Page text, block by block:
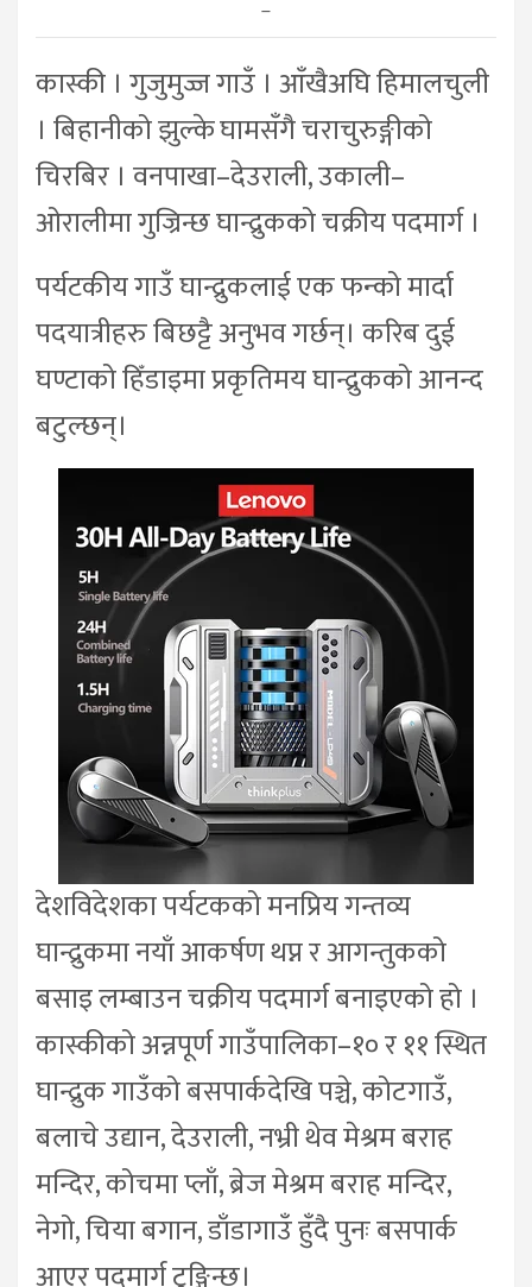
–
कास्की । गुजुमुज्ज गाउँ । आँखैअघि हिमालचुली
। बिहानीको झुल्के घामसँगै चराचुरुङ्गीको
चिरबिर । वनपाखा–देउराली, उकाली–
ओरालीमा गुज्रिन्छ घान्द्रुकको चक्रीय पदमार्ग ।
पर्यटकीय गाउँ घान्द्रुकलाई एक फन्को मार्दा
पदयात्रीहरु बिछट्टै अनुभव गर्छन्। करिब दुई
घण्टाको हिँडाइमा प्रकृतिमय घान्द्रुकको आनन्द
बटुल्छन्।
देशविदेशका पर्यटकको मनप्रिय गन्तव्य
घान्द्रुकमा नयाँ आकर्षण थप्न र आगन्तुकको
बसाइ लम्बाउन चक्रीय पदमार्ग बनाइएको हो ।
कास्कीको अन्नपूर्ण गाउँपालिका–१० र ११ स्थित
घान्द्रुक गाउँको बसपार्कदेखि पञ्चे, कोटगाउँ,
बलाचे उद्यान, देउराली, नभ्री थेव मेश्रम बराह
मन्दिर, कोचमा प्लाँ, ब्रेज मेश्रम बराह मन्दिर,
नेगो, चिया बगान, डाँडागाउँ हुँदै पुनः बसपार्क